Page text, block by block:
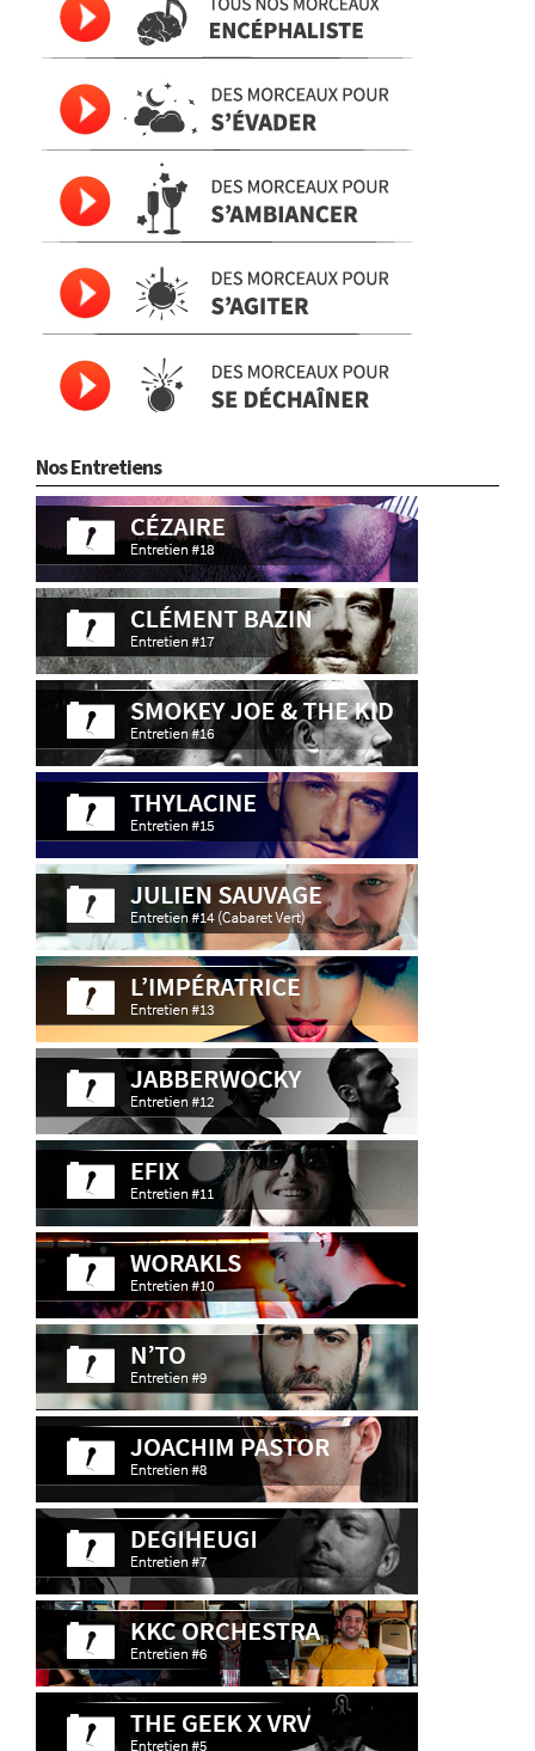
Nos Entretiens